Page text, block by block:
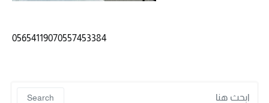
05654119070557453384
Search